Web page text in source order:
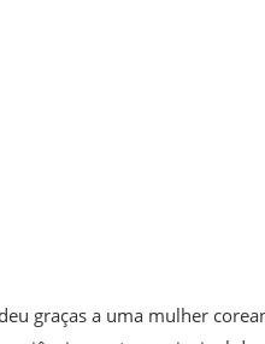
graças a uma mulher